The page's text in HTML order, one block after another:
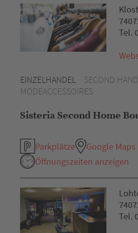
EINZELHANDEL
SECOND
MODEACCESSOIRES
Sisteria Second Home
Parkplätze
Google Maps
Öffnungszeiten anzeigen
Tel.
Tel.